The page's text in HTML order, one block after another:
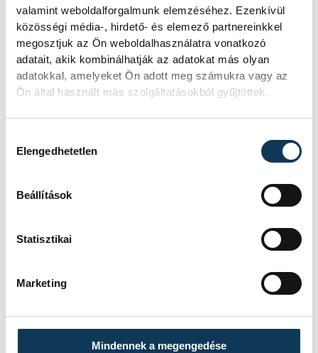
valamint weboldalforgalmunk elemzéséhez. Ezenkívül
közösségi média-, hirdető- és elemező partnereinkkel
megosztjuk az Ön weboldalhasználatra vonatkozó
adatait, akik kombinálhatják az adatokat más olyan
adatokkal, amelyeket Ön adott meg számukra vagy az
Ön által használt más szolgáltatásokból gyűjtöttek.
Elengedhetetlen
Beállítások
Statisztikai
Marketing
Mindennek a megengedése